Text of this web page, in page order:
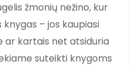
žmonių nežino, kur
– jos kaupiasi
ar kartais net atsiduria
suteikti knygoms